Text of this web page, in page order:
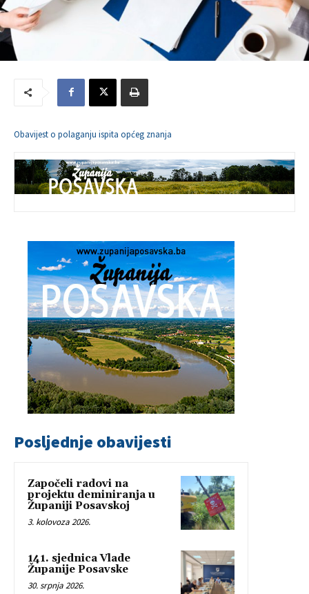
Obavijest o polaganju ispita općeg znanja
Posljednje obavijesti
Započeli radovi na
projektu deminiranja u
Županiji Posavskoj
3. kolovoza 2026.
141. sjednica Vlade
Županije Posavske
30. srpnja 2026.